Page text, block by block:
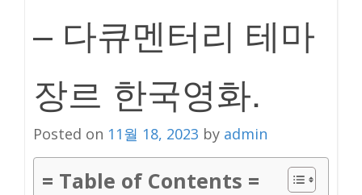
– 다큐멘터리 테마
장르 한국영화.
Posted on 11월 18, 2023 by admin
= Table of Contents =